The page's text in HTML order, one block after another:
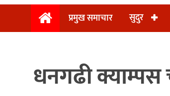
प्रमुख
प्रमुख समाचार सुदुर
धनगढी क्याम्पस